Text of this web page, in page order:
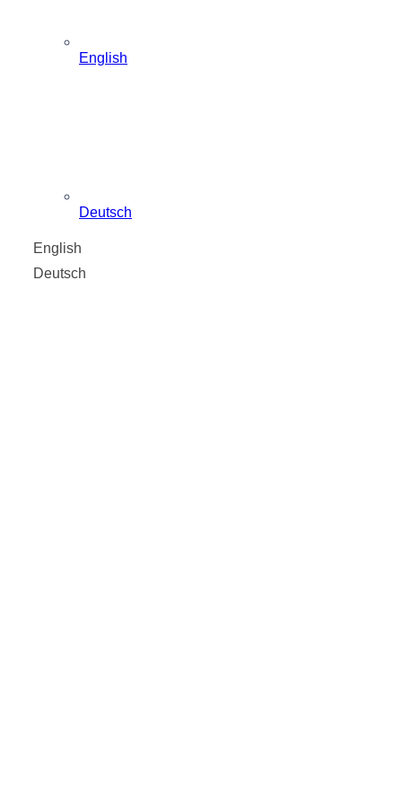
English
Deutsch
English
Deutsch